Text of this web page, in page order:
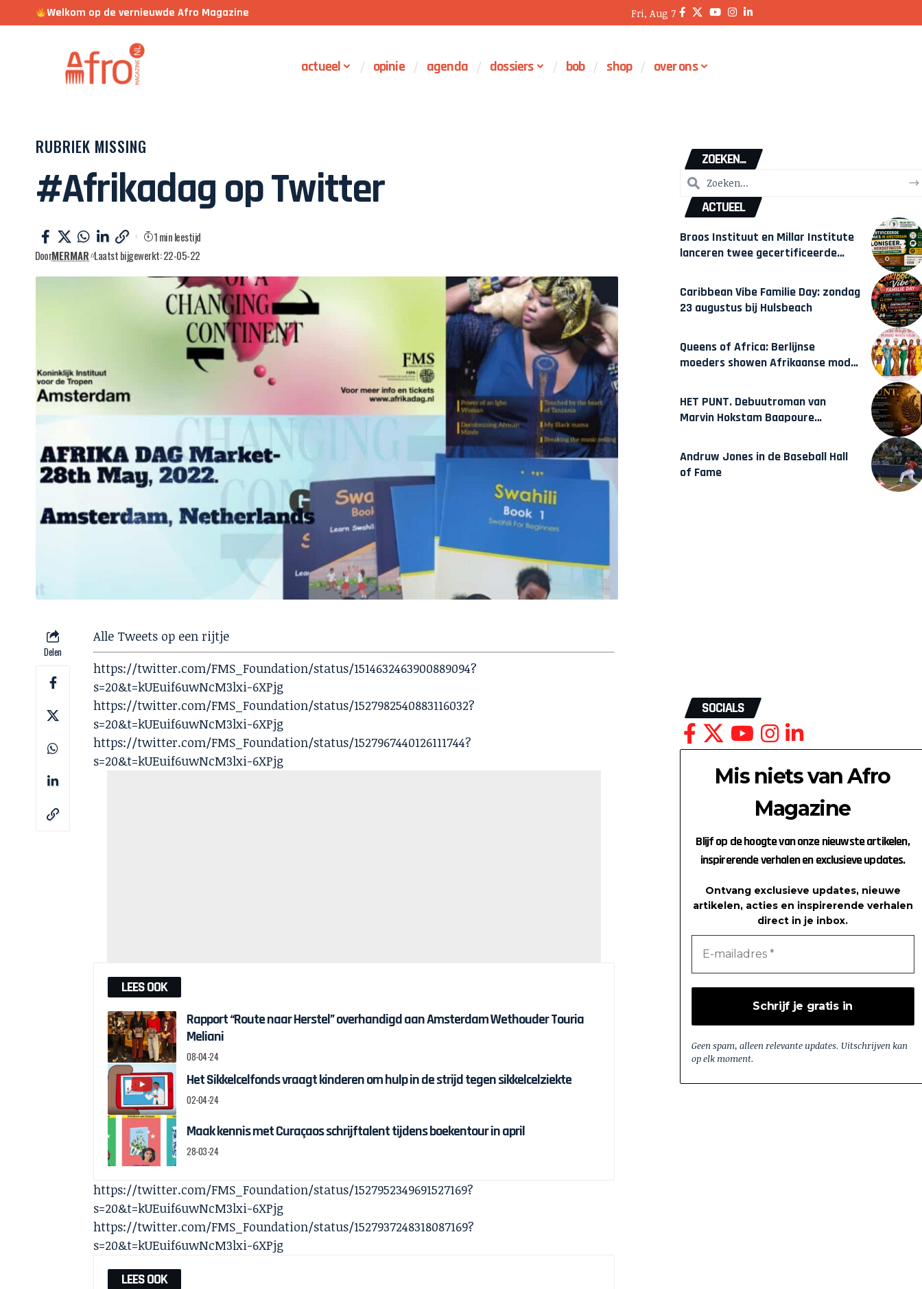
Welkom op de vernieuwde Afro Magazine Fri, Aug 7
actueel opinie agenda dossiers bob shop over ons
RUBRIEK MISSING
#Afrikadag op Twitter
DoorMERMAR Laatst bijgewerkt: 22-05-22
1 min leestijd
Delen
Alle Tweets op een rijtje
https://twitter.com/FMS_Foundation/status/1514632463900889094?
s=20&t=kUEuif6uwNcM3lxi-6XPjg
https://twitter.com/FMS_Foundation/status/1527982540883116032?
s=20&t=kUEuif6uwNcM3lxi-6XPjg
https://twitter.com/FMS_Foundation/status/1527967440126111744?
s=20&t=kUEuif6uwNcM3lxi-6XPjg
LEES OOK
Rapport “Route naar Herstel” overhandigd aan Amsterdam Wethouder Touria
Meliani
08-04-24
Het Sikkelcelfonds vraagt kinderen om hulp in de strijd tegen sikkelcelziekte
02-04-24
Maak kennis met Curaçaos schrijftalent tijdens boekentour in april
28-03-24
https://twitter.com/FMS_Foundation/status/1527952349691527169?
s=20&t=kUEuif6uwNcM3lxi-6XPjg
https://twitter.com/FMS_Foundation/status/1527937248318087169?
s=20&t=kUEuif6uwNcM3lxi-6XPjg
LEES OOK
ZOEKEN...
ACTUEEL
Broos Instituut en Millar Institute
lanceren twee gecertificeerde
Amsterdam
Caribbean Vibe Familie Day: zondag
23 augustus bij Hulsbeach
Queens of Africa: Berlijnse
moeders showen Afrikaanse mode
HET PUNT. Debuutroman van
Marvin Hokstam Baapoure
Andruw Jones in de Baseball Hall
of Fame
SOCIALS
Mis niets van Afro
Magazine
Blijf op de hoogte van onze nieuwste artikelen,
inspirerende verhalen en exclusieve updates.
Ontvang exclusieve updates, nieuwe
artikelen, acties en inspirerende verhalen
direct in je inbox.
Geen spam, alleen relevante updates. Uitschrijven kan
op elk moment.